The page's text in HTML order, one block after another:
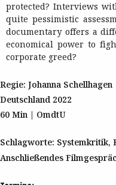
protected? Interviews
quite pessimistic
documentary offers a
economical power to
corporate greed?
Regie: Johanna Schellhagen
Deutschland 2022
60 Min | OmdtU
Schlagworte:
Anschließendes